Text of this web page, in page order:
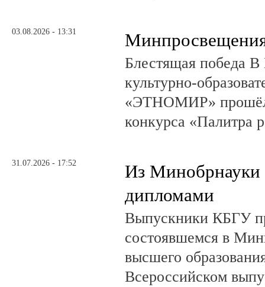
03.08.2026 - 13:31
Блестящая победа В
культурно-
«ЭТНОМИР» прошёл
конкурса «Палитра
31.07.2026 - 17:52
Из Минобрнауки
дипломами
Выпускники КБГУ
состоявшемся в
высшего
Всероссийском